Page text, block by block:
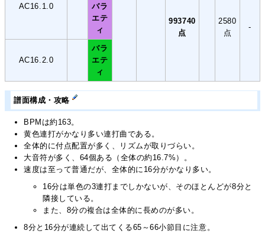
AC16.1.0
バラ
エテ
ィ
993740
点
2580
点
-
AC16.2.0
バラ
エテ
ィ
譜面構成・攻略
BPMは約163。
黄色連打がかなり多い連打曲である。
全体的に付点配置が多く、リズムが取りづらい。
大音符が多く、64個ある（全体の約16.7%）。
速度は至って普通だが、全体的に16分がかなり多い。
16分は単色の3連打までしかないが、そのほとんどが8分と
隣接している。
また、8分の複合は全体的に長めのが多い。
8分と16分が連続して出てくる65～66小節目に注意。